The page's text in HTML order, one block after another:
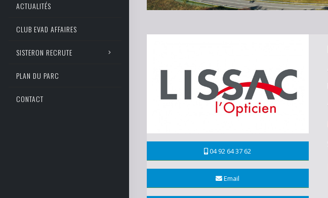
ACTUALITÉS
CLUB EVAD AFFAIRES
SISTERON RECRUTE
PLAN DU PARC
CONTACT
04 92 64 37 62
Email